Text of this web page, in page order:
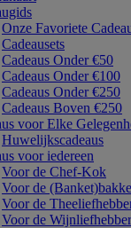
Onze Favoriete
Cadeausets
Cadeaus Onder €50
Cadeaus Onder €100
Cadeaus Onder €250
Cadeaus Boven €250
voor Elke
Huwelijkscadeaus
voor iedereen
Voor de Chef-Kok
Voor de
Voor de
Voor de Wijnliefhebber